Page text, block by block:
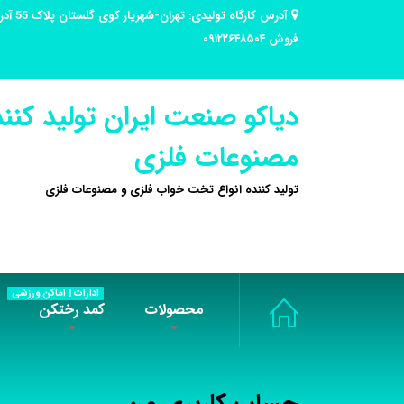
فروش ۰۹۱۲۲۶۴۸۵۰۴
دیاکو صنعت ایران تولید
مصنوعات فلزی
تولید کننده انواع تخت خواب فلزی و مصنوعات فلزی
محصولات کمد رختکن
ادارات | اماکن ورزشی